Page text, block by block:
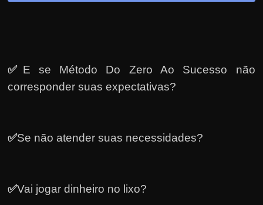
✅ E se Método Do Zero Ao Sucesso não
corresponder suas expectativas?
✅Se não atender suas necessidades?
✅Vai jogar dinheiro no lixo?